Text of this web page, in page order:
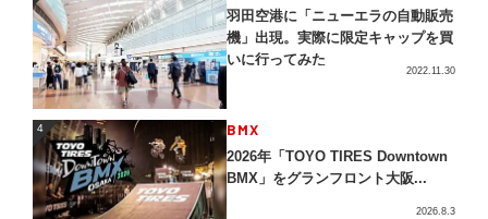
羽田空港に「ニューエラの自動販売
機」出現。実際に限定キャップを買
いに行ってみた
2022.11.30
4 BMX
2026年「TOYO TIRES Downtown
BMX」をグランフロント大阪...
2026.8.3